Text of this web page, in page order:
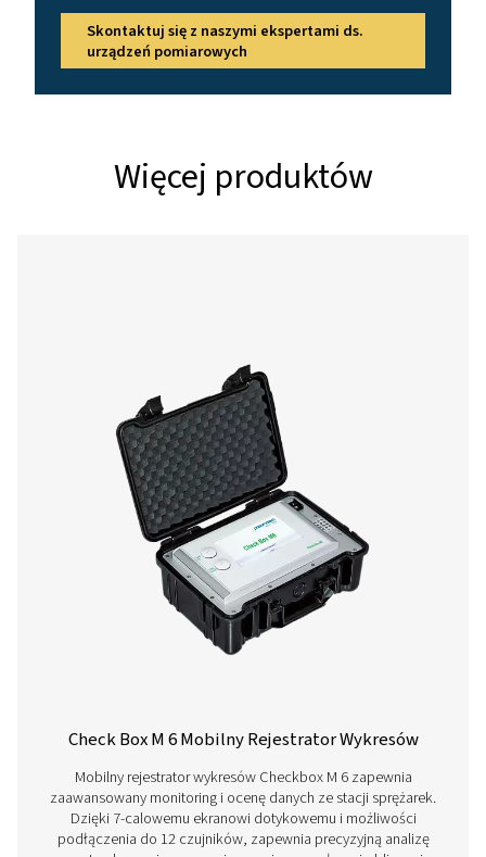
Wejścia M1: 2 x cyfrowy
M3: 2 x cyfrowy + 2 x
analogowy
Zintegrowany
rejestrator danych pomiarowych czas
rozpoczęcia/
dowolnie
szybkość pomiaru
2 dodatkowe wejścia Do podłączenia
20 ma 0 do 10 V,
Pt1000